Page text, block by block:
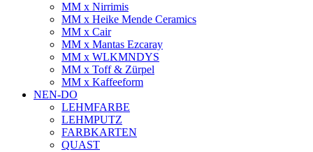
MM x Nirrimis
MM x Heike Mende Ceramics
MM x Cair
MM x Mantas Ezcaray
MM x WLKMNDYS
MM x Toff & Zürpel
MM x Kaffeeform
NEN-DO
LEHMFARBE
LEHMPUTZ
FARBKARTEN
QUAST